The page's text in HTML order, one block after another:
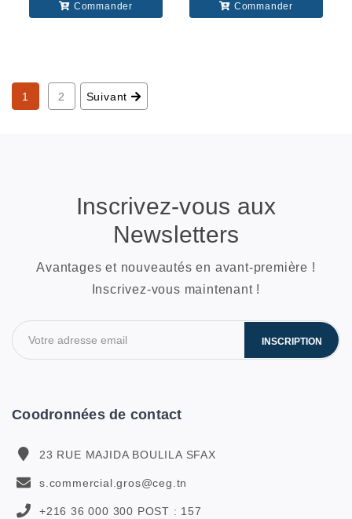
Commander Commander
1 2 Suivant
Inscrivez-vous aux
Newsletters
Avantages et nouveautés en avant-première !
Inscrivez-vous maintenant !
INSCRIPTION
Coodronnées de contact
23 RUE MAJIDA BOULILA SFAX
s.commercial.gros@ceg.tn
+216 36 000 300 POST : 157